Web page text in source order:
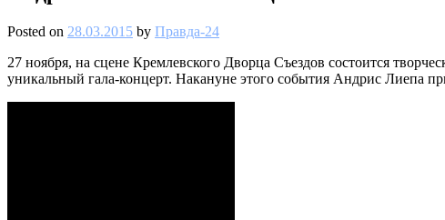
Posted on 28.03.2015 by Правда-24
27 ноября, на сцене Кремлевского Дворца Съездов состоится
уникальный гала-концерт. Накануне этого события Андрис Лиепа